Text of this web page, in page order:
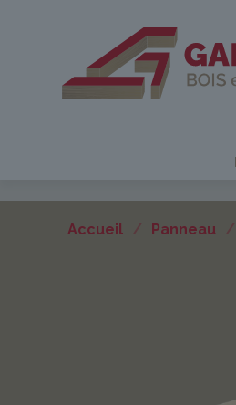
Accueil / Panneau /